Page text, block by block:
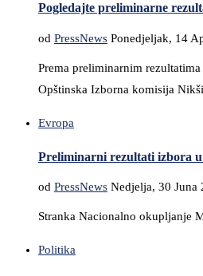
Pogledajte preliminarne
od PressNews Ponedjeljak, 14
Prema preliminarnim
Opštinska Izborna komisija
Evropa
Preliminarni rezultati izbora
od PressNews Nedjelja, 30 Juna
Stranka Nacionalno okupljanje
Politika